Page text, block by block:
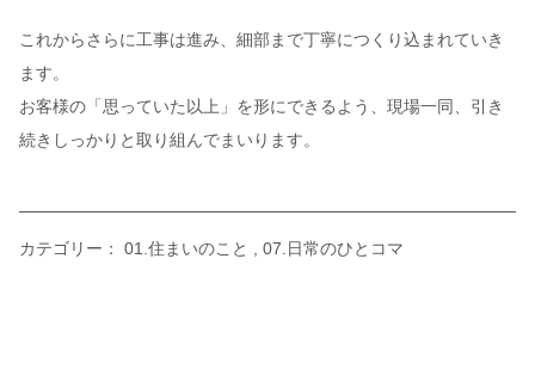
これからさらに工事は進み、細部まで丁寧につくり込まれていき
ます。
お客様の「思っていた以上」を形にできるよう、現場一同、引き
続きしっかりと取り組んでまいります。
カテゴリー： 01.住まいのこと 07.日常のひとコマ